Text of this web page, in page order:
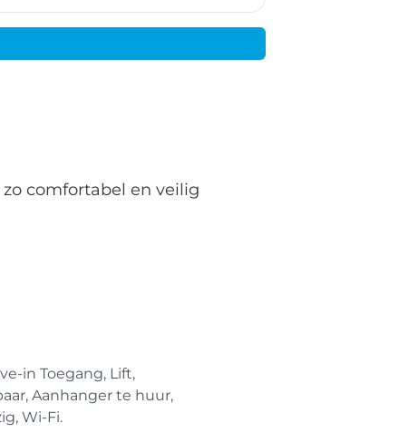
comfortabel en veilig
in Toegang, Lift,
Aanhanger te huur,
Wi-Fi.